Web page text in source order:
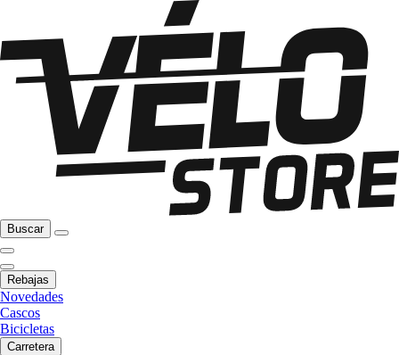
Buscar
Rebajas
Novedades
Cascos
Bicicletas
Carretera